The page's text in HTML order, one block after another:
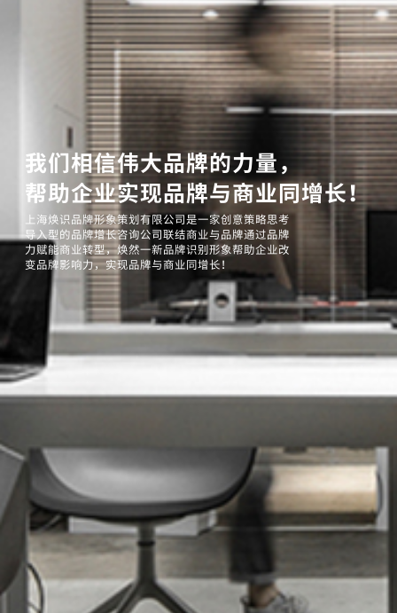
我们相信伟大品牌的力量，
帮助企业实现品牌与商业同增长！
上海焕识品牌形象策划有限公司是一家创意策略思考
导入型的品牌增长咨询公司联结商业与品牌通过品牌
力赋能商业转型，焕然一新品牌识别形象帮助企业改
变品牌影响力，实现品牌与商业同增长！